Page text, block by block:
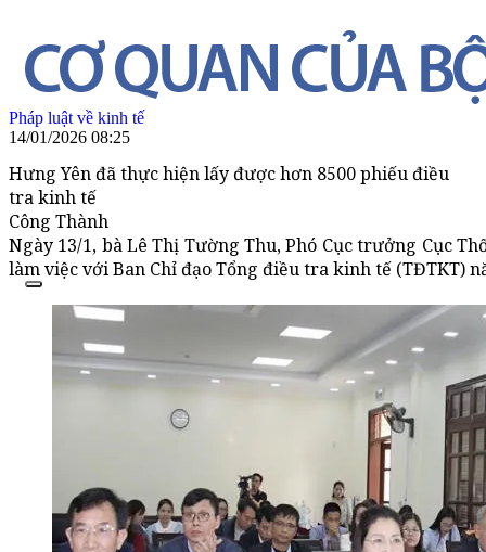
Pháp luật về kinh tế
14/01/2026 08:25
Hưng Yên đã thực hiện lấy được hơn 8500 phiếu điều
tra kinh tế
Công Thành
Ngày 13/1, bà Lê Thị Tường Thu, Phó Cục trưởng Cục
làm việc với Ban Chỉ đạo Tổng điều tra kinh tế (TĐTKT)